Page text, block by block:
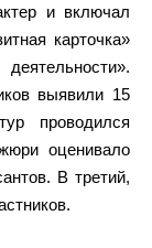
и включал
карточка»
выявили 15
проводился
оценивало
В третий,